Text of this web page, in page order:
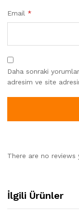
Email *
Daha sonraki
adresim ve site
There are no reviews
İlgili Ürünler